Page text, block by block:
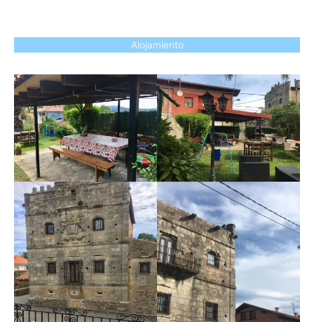
Alojamiento